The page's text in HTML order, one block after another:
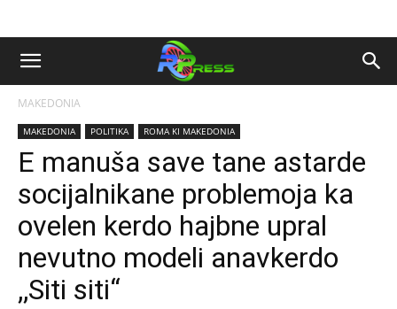
MAKEDONIA
MAKEDONIA POLITIKA ROMA KI MAKEDONIA
E manuša save tane astarde
socijalnikane problemoja ka
ovelen kerdo hajbne upral
nevutno modeli anavkerdo
,,Siti siti“